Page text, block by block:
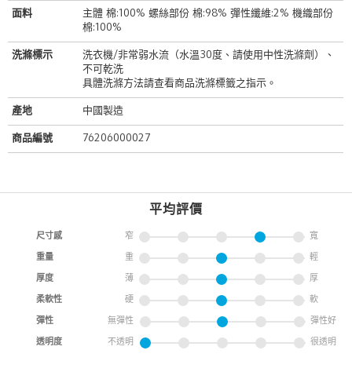
面料
主體 棉:100% 螺絲部份 棉:98% 彈性纖維:2% 機織部份
棉:100%
洗滌標示
洗衣機/非常弱水流（水溫30度、請使用中性洗滌劑）、
不可乾洗
具體洗滌方法請查看商品洗滌標籤之指示。
產地 中國製造
商品編號 76206000027
平均評價
尺寸感 窄 寬
重量 重 輕
厚度 薄 厚
柔軟性 硬 軟
彈性 無彈性 彈性好
透明度 不透明 很透明